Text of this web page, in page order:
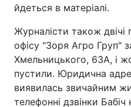
йдеться в матеріалі.
Журналісти також двічі
офісу "Зоря Агро Груп"
Хмельницького, 63А, і
пустили. Юридична
виявилась звичайним
телефонні дзвінки Бабіч